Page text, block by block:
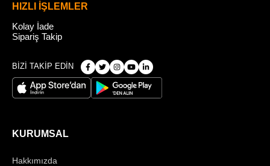
HIZLI İŞLEMLER
Kolay İade
Sipariş Takip
BİZİ TAKİP EDİN
KURUMSAL
Hakkımızda